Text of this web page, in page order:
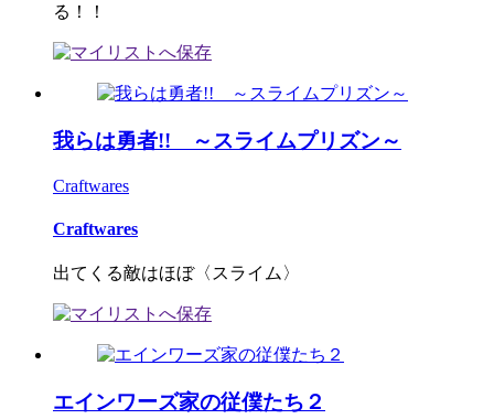
る！！
我らは勇者!! ～スライムプリズン～
Craftwares
Craftwares
出てくる敵はほぼ〈スライム〉
エインワーズ家の従僕たち２